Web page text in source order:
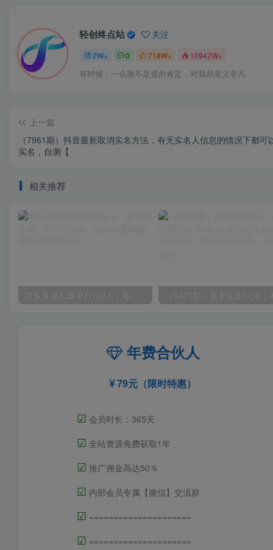
轻创终点站 关注
2W+ 0 718W+ 10942W+
有时候，一点微不足道的肯定，对我却意义非凡
上一篇
（7961期）抖音最新取消实名方法，有无实名人信息的情况下都可
实名，自测【
相关推荐
拼多多虚拟爆单打法2.0，每天10分钟，月产5000+，从0到1赚收益教程
年费合伙人
79元（限时特惠）
☑ 会员时长：365天
☑ 全站资源免费获取1年
☑ 推广佣金高达50％
☑ 内部会员专属【微信】交流群
☑ =====================
☑ =====================